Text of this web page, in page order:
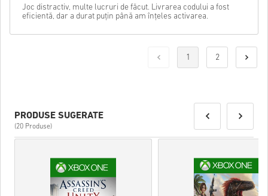
Joc distractiv, multe lucruri de făcut. Livrarea codului a fost
eficientă, dar a durat puțin până am înțeles activarea.
1 2
PRODUSE SUGERATE
(20 Produse)